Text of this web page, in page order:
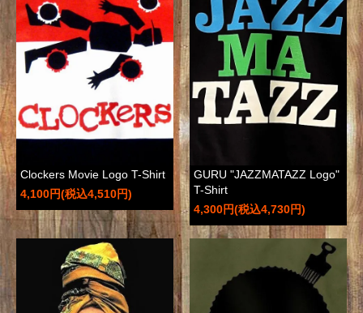
Clockers Movie Logo T-Shirt
4,100円(税込4,510円)
GURU "JAZZMATAZZ Logo"
T-Shirt
4,300円(税込4,730円)